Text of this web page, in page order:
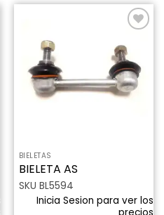
a la
lista de
deseos
BIELETAS
BIELETA AS
SKU BL5594
Inicia Sesion para ver los
precios